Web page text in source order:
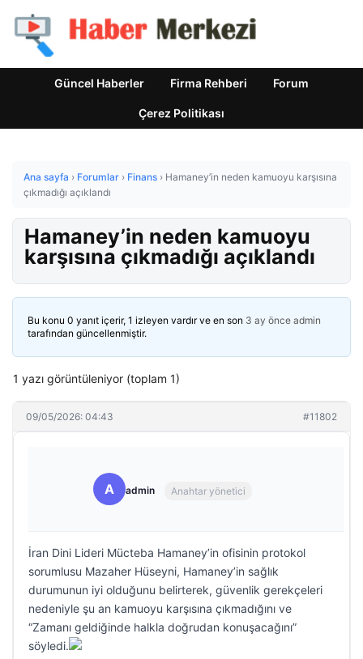
Güncel Haberler Firma Rehberi Forum
Çerez Politikası
Ana sayfa › Forumlar › Finans › Hamaney’in neden kamuoyu karşısına
çıkmadığı açıklandı
Hamaney’in neden kamuoyu
karşısına çıkmadığı açıklandı
Bu konu 0 yanıt içerir, 1 izleyen vardır ve en son 3 ay önce admin
tarafından güncellenmiştir.
1 yazı görüntüleniyor (toplam 1)
09/05/2026: 04:43 #11802
A admin Anahtar yönetici
İran Dini Lideri Mücteba Hamaney’in ofisinin protokol
sorumlusu Mazaher Hüseyni, Hamaney’in sağlık
durumunun iyi olduğunu belirterek, güvenlik gerekçeleri
nedeniyle şu an kamuoyu karşısına çıkmadığını ve
“Zamanı geldiğinde halkla doğrudan konuşacağını”
söyledi.